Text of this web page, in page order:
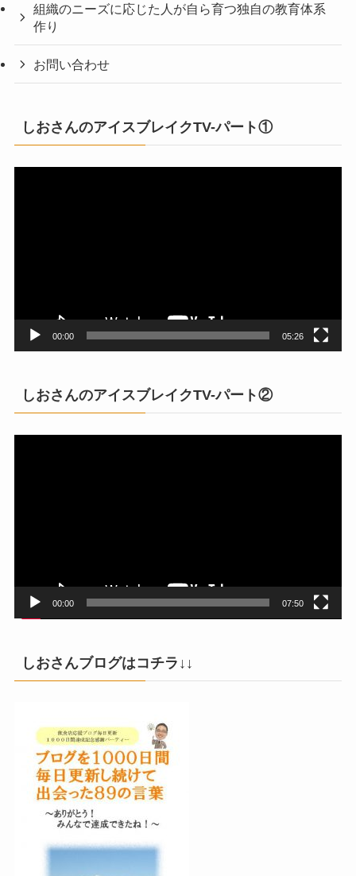
組織のニーズに応じた人が自ら育つ独自の教育体系
作り
お問い合わせ
しおさんのアイスブレイクTV-パート①
00:00 05:26
しおさんのアイスブレイクTV-パート②
00:00 07:50
しおさんブログはコチラ↓↓